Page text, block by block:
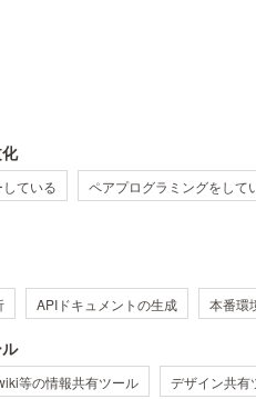
ている ペアプログラミングをして
APIドキュメントの生成 本番環
等の情報共有ツール デザイン共有